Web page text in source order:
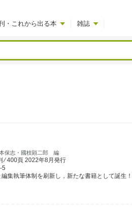
・これから出る本 雑誌
保志・國枝顕二郎 編
⁄ 400頁 2022年8月発行
5
集執筆体制を刷新し，新たな書籍として誕生！